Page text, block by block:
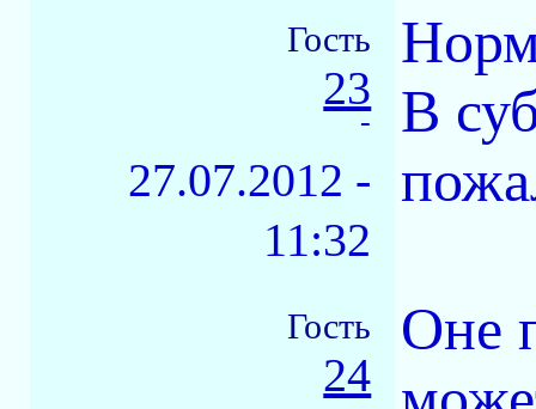
Гость
23
-
27.07.2012 -
11:32
В
Гость
24
Оне